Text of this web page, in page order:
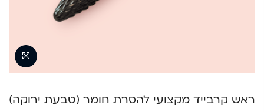
ראש קרבייד מקצועי להסרת חומר (טבעת ירוקה)